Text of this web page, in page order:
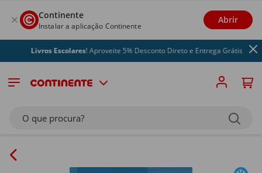
Continente
Instalar a aplicação Continente
Abrir
Livros Escolares! Aproveite 5% Desconto Direto e Entrega Grátis
O que procura?